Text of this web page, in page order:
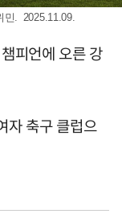
. 2025.11.09.
피언에 오른 강
자 축구 클럽으